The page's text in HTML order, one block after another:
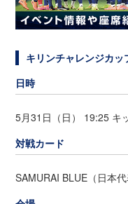
キリンチャレンジカッ
日時
5月31日（日） 19:25 キ
対戦カード
SAMURAI BLUE（日